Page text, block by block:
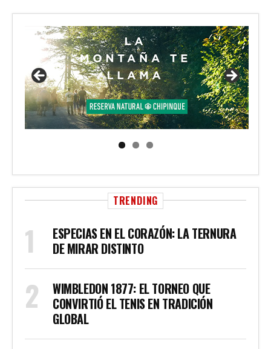
TRENDING
ESPECIAS EN EL CORAZÓN: LA TERNURA
DE MIRAR DISTINTO
WIMBLEDON 1877: EL TORNEO QUE
CONVIRTIÓ EL TENIS EN TRADICIÓN
GLOBAL